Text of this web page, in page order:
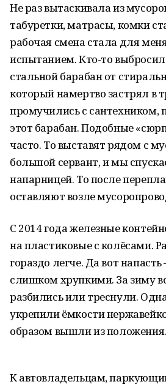
Не раз вытаскивала из
табуретки, матрасы, комки
рабочая смена стала для
испытанием. Кто-то
стальной барабан от
который намертво застрял в
промучились с сантехником,
этот барабан. Подобные
часто. То выставят рядом с
большой сервант, и мы
напарницей. То после
оставляют возле
С 2014 года железные
на пластиковые с колёсами.
гораздо легче. Да вот напасть
слишком хрупкими. За зиму
разбились или треснули.
укрепили ёмкости
образом вышли из положения.
К автовладельцам,